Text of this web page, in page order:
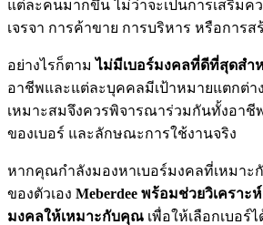
แต่ละคนมากขึ้น ไม่ว่าจะเป็นการเสริมค
เจรจา การค้าขาย การบริหาร หรือการส
อย่างไรก็ตามไม่มีเบอร์มงคลที่ดีที่สุดสำ
อาชีพและแต่ละบุคคลมีเป้าหมายแตกต่า
เหมาะสมจึงควรพิจารณาร่วมกันทั้งอาชี
ของเบอร์ และลักษณะการใช้งานจริง
หากคุณกำลังมองหาเบอร์มงคลที่เหมาะ
ของตัวเอง Meberdee พร้อมช่วยวิเคราะ
มงคลให้เหมาะกับคุณ เพื่อให้เลือกเบอร์